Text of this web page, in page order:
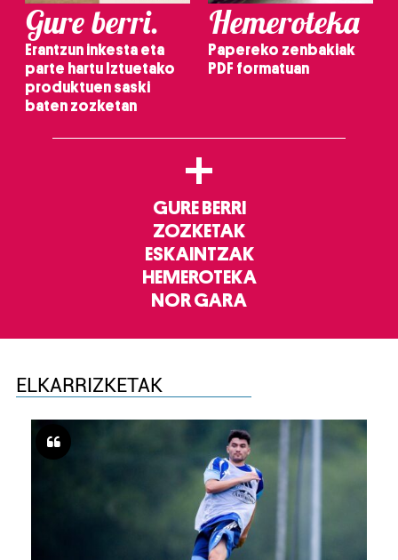
Gure berri.
Erantzun inkesta eta
parte hartu Iztuetako
produktuen saski
baten zozketan
Hemeroteka
Papereko zenbakiak
PDF formatuan
+
GURE BERRI
ZOZKETAK
ESKAINTZAK
HEMEROTEKA
NOR GARA
ELKARRIZKETAK